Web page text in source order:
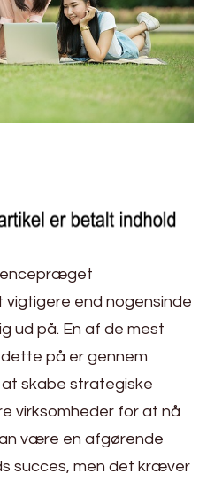
end nogensinde
ud på. En af de mest
på er gennem
at skabe strategiske
virksomheder for at nå
være en afgørende
succes, men det kræver